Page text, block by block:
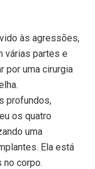
às agressões,
várias partes e
por uma cirurgia
profundos,
os quatro
uma
Ela está
no corpo.